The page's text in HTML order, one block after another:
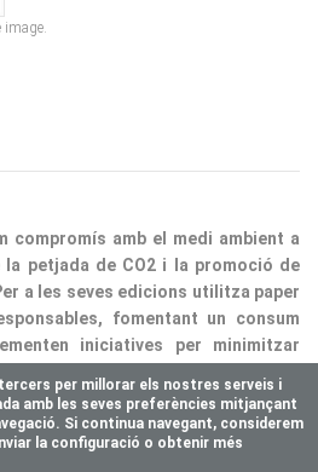
petjada de CO2 i la promoció de
a les seves edicions utilitza paper
fomentant un consum
iniciatives per minimitzar
consolidant així la nostra
All rights reserved
theme, developed by easy&WEB
per millorar els nostres serveis i
amb les seves preferències mitjançant
Si continua navegant, considerem
la configuració o obtenir més